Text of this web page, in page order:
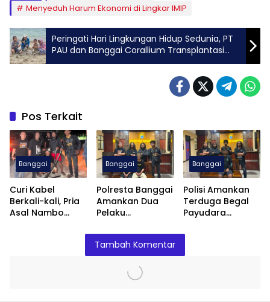
Menyeduh Harum Ekonomi di Lingkar IMIP
Peringati Hari Lingkungan Hidup Sedunia, PT
PAU dan Banggai Corallium Transplantasi
300 Bibit Karang di Tanjung Tuwis
Pos Terkait
Banggai
Curi Kabel
Berkali-kali, Pria
Asal Nambo
Polresta Banggai
Banggai
Polresta Banggai
Amankan Dua
Pelaku
Anak
Banggai
Polisi Amankan
Terduga Begal
Payudara
Remaja Putri di
Tambah Komentar